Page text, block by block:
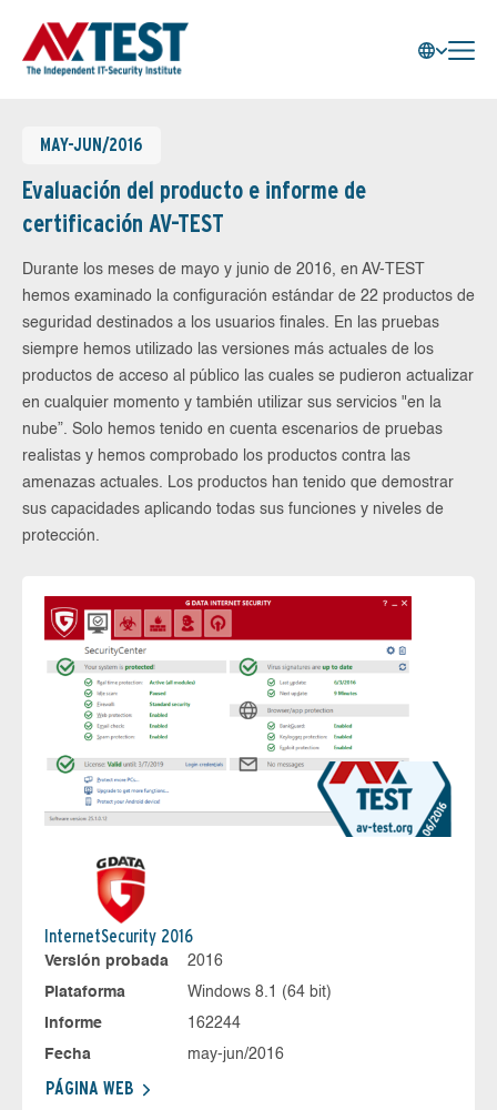
MAY-JUN/2016
Evaluación del producto e informe de
certificación AV-TEST
Durante los meses de mayo y junio de 2016, en AV-TEST
hemos examinado la configuración estándar de 22 productos de
seguridad destinados a los usuarios finales. En las pruebas
siempre hemos utilizado las versiones más actuales de los
productos de acceso al público las cuales se pudieron actualizar
en cualquier momento y también utilizar sus servicios "en la
nube”. Solo hemos tenido en cuenta escenarios de pruebas
realistas y hemos comprobado los productos contra las
amenazas actuales. Los productos han tenido que demostrar
sus capacidades aplicando todas sus funciones y niveles de
protección.
InternetSecurity 2016
Versión probada
2016
Plataforma
Windows 8.1 (64 bit)
Informe
162244
Fecha
may-jun/2016
PÁGINA WEB